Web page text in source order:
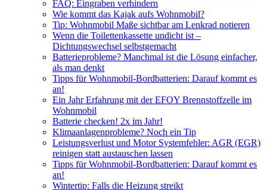
FAQ: Eingraben verhindern
Wie kommt das Kajak aufs Wohnmobil?
Tip: Wohnmobil Maße sichtbar am Lenkrad notieren
Wenn die Toilettenkassette undicht ist –
Dichtungswechsel selbstgemacht
Batterieprobleme? Manchmal ist die Lösung einfacher,
als man denkt
Tipps für Wohnmobil-Bordbatterien: Darauf kommt es
an!
Ein Jahr Erfahrung mit der EFOY Brennstoffzelle im
Wohnmobil
Batterie checken! 2x im Jahr!
Klimaanlagenprobleme? Noch ein Tip
Leistungsverlust und Motor Systemfehler: AGR (EGR)
reinigen statt austauschen lassen
Tipps für Wohnmobil-Bordbatterien: Darauf kommt es
an!
Wintertip: Falls die Heizung streikt